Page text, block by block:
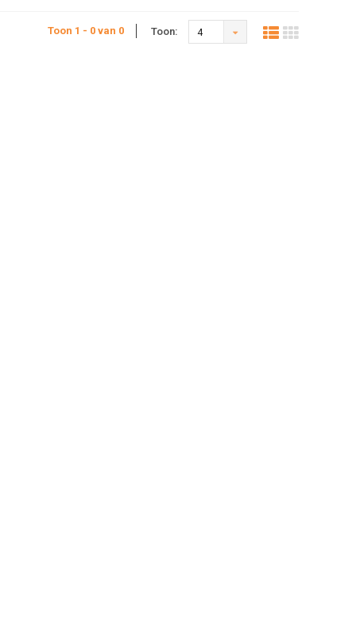
Toon 1 - 0 van 0 Toon: 4